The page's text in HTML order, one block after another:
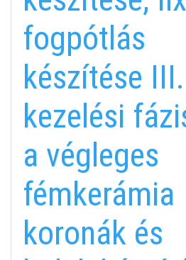
fogpótlás
készítése III.
kezelési
a végleges
fémkerámia
koronák és